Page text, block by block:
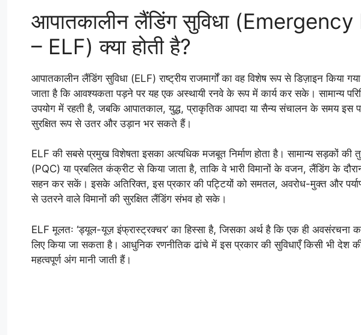
आपातकालीन लैंडिंग सुविधा
– ELF) क्या होती है?
आपातकालीन लैंडिंग सुविधा (ELF) राष्ट्रीय राजमार्गों का वह विशेष रूप से डिज़ाइन किया
जाता है कि आवश्यकता पड़ने पर यह एक अस्थायी रनवे के रूप में कार्य कर सके। सामान्य
उपयोग में रहती है, जबकि आपातकाल, युद्ध, प्राकृतिक आपदा या सैन्य संचालन के समय इस
सुरक्षित रूप से उतर और उड़ान भर सकते हैं।
ELF की सबसे प्रमुख विशेषता इसका अत्यधिक मजबूत निर्माण होता है। सामान्य सड़कों की
(PQC) या प्रबलित कंक्रीट से किया जाता है, ताकि वे भारी विमानों के वजन, लैंडिंग के
सहन कर सकें। इसके अतिरिक्त, इस प्रकार की पट्टियों को समतल, अवरोध-मुक्त और
से उतरने वाले विमानों की सुरक्षित लैंडिंग संभव हो सके।
ELF मूलतः ‘ड्यूल-यूज़ इंफ्रास्ट्रक्चर’ का हिस्सा है, जिसका अर्थ है कि एक ही अवसंरचना
लिए किया जा सकता है। आधुनिक रणनीतिक ढांचे में इस प्रकार की सुविधाएँ किसी भी देश की
महत्वपूर्ण अंग मानी जाती हैं।